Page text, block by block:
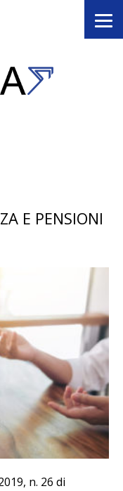
E PENSIONI
n. 26 di